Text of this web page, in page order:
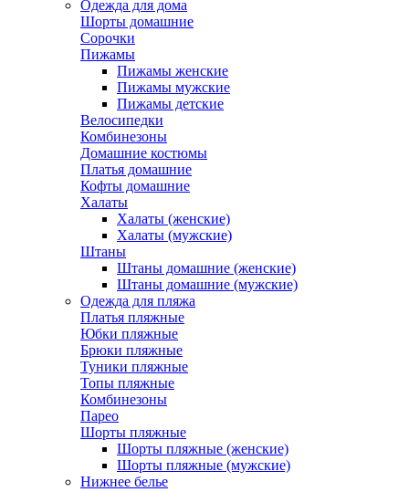
Одежда для дома
Шорты домашние
Сорочки
Пижамы
Пижамы женские
Пижамы мужские
Пижамы детские
Велосипедки
Комбинезоны
Домашние костюмы
Платья домашние
Кофты домашние
Халаты
Халаты (женские)
Халаты (мужские)
Штаны
Штаны домашние (женские)
Штаны домашние (мужские)
Одежда для пляжа
Платья пляжные
Юбки пляжные
Брюки пляжные
Туники пляжные
Топы пляжные
Комбинезоны
Парео
Шорты пляжные
Шорты пляжные (женские)
Шорты пляжные (мужские)
Нижнее белье